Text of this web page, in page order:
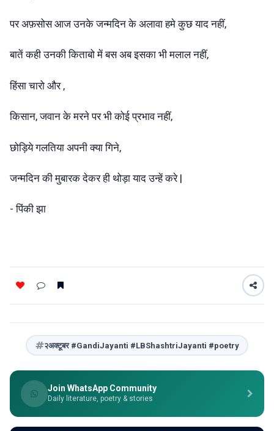
पर अफ़सोस आज उनके जन्मदिन के अलावा हमे कुछ याद नहीं,
बातें कही उनकी किताबो में बस अब इसका भी मलाल नहीं,
हिंसा चारो और ,
किसान, जवान के मरने पर भी कोई प्रभाव नहीं,
छोड़िये गलतिया अपनी क्या गिने,
जन्मदिन की मुबारक देकर ही थोड़ा याद उन्हें करे |
- पिंकी झा
२अक्टूबर #GandiJayanti #LBShashtriJayanti #poetry
Join WhatsApp Community
Daily literature, poetry & stories